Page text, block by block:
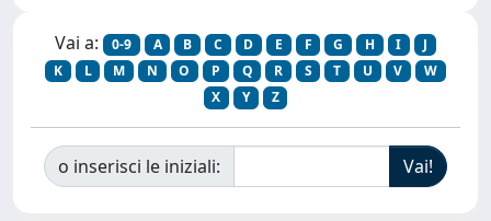
Vai a: 0-9 A B C D E F G H I
J
K
L M N O P Q R S T U V
W
X
Y Z
o inserisci le iniziali: